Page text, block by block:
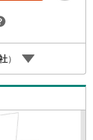
ご内覧もご対応
ので、名古屋市
能です！ 【大曽
曽根」駅徒歩1分
日ございません
）